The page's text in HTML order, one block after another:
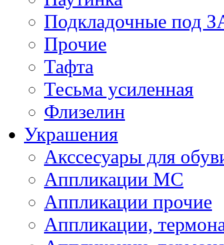
Подкладочные под
Прочие
Тафта
Тесьма усиленная
Флизелин
Украшения
Акссесуары для
Аппликации МС
Аппликации прочие
Аппликации,